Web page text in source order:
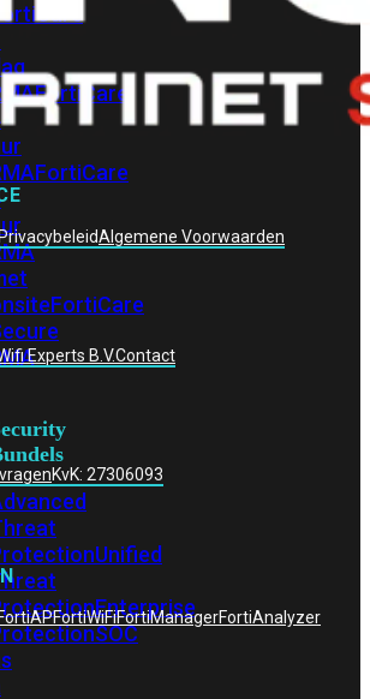
FortiCare
FortiCare
FortiCare
FortiCare
Unified
Enterprise
SOC
Algemene Voorwaarden
Experts B.V.Contact
KvK: 27306093
FortiWiFiFortiManagerFortiAnalyzer